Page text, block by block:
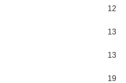
12
13
13
19